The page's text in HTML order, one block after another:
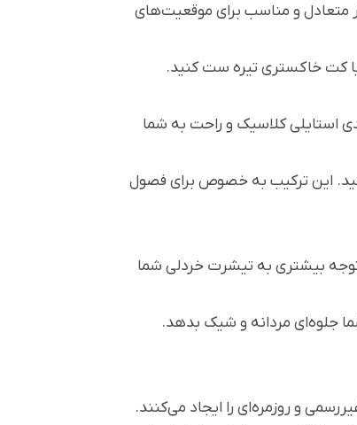
متعادل و مناسب برای موقعیت‌های
کت خاکستری تیره ست کنید.
استایلی کلاسیک و راحت به شما
این ترکیب به خصوص برای فصول
توجه بیشتری به تیشرت خردلی شما
جلوه‌ای مردانه و شیک بدهد.
و روزمره‌ای را ایجاد می‌کنند.